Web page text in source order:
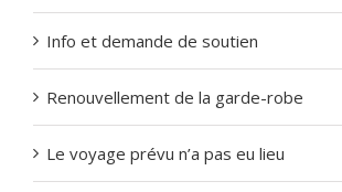
Info et demande de soutien
Renouvellement de la garde-robe
Le voyage prévu n’a pas eu lieu